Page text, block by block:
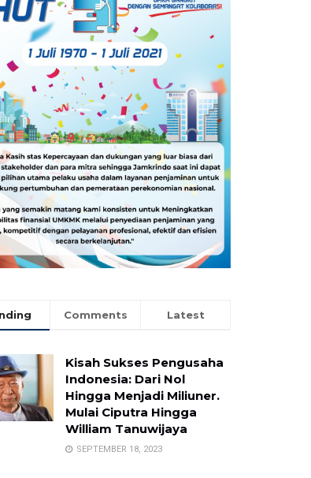
Comments Latest
Kisah Sukses Pengusaha
Indonesia: Dari Nol
Hingga Menjadi Miliuner.
Mulai Ciputra Hingga
William Tanuwijaya
SEPTEMBER 18, 2023